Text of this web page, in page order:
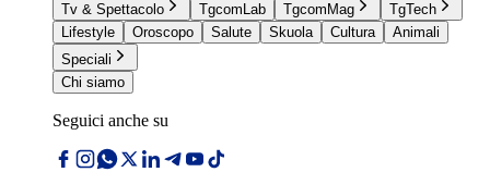
Tv & Spettacolo
TgcomLab TgcomMag
TgTech
Lifestyle
Oroscopo Salute Skuola Cultura
Animali
Speciali
Chi siamo
Seguici anche su